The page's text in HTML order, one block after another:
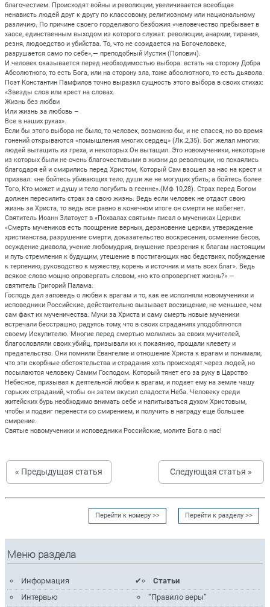
благочестием. Происходят войны и революции, увеличивается всеобщая
ненависть людей друг к другу по классовому, религиозному или национальному
различию. По причине своего горделивого безбожия «человечество пребывает в
хаосе, единственным выходом из которого служат: революции, анархии, тирания,
резня, людоедство и убийства. То, что не созидается на Богочеловеке,
разрушается само по себе», — преподобный Иустин (Попович).
И человек оказывается перед необходимостью выбора: встать на сторону Добра
Абсолютного, то есть Бога, или на сторону зла, тоже абсолютного, то есть дьявола.
Поэт Константин Памфилов точно выразил сущность этого выбора в своих стихах:
«Звезды слов или крест на словах.
Жизнь без любви
Или жизнь за любовь –
Все в наших руках».
Если бы этого выбора не было, то человек, возможно бы, и не спасся, но во время
гонений открываются «помышления многих сердец» (Лк.2,35). Бог желал многих
людей вытащить из греха, и некоторых Он вытащил. Это новомученики, некоторые
из которых были не очень благочестивыми в жизни до революции, но покаялись
благодаря ей и смирились перед Христом, Который Сам взошел за нас на крест и
призвал: «не бойтесь убивающих тело, души же не могущих убить; а бойтесь более
Того, Кто может и душу и тело погубить в геенне».(Мф 10,28). Страх перед Богом
должен пересилить страх за свою жизнь. Ведь если человек не отдаст свою
жизнь за Христа, то ведь все равно в конечном итоге он смерти не избегнет.
Святитель Иоанн Златоуст в «Похвалах святым» писал о мучениках Церкви:
«Смерть мучеников есть поощрение верных, дерзновение церкви, утверждение
христианства, разрушение смерти, доказательство воскресения, осмеяние бесов,
осуждение диавола, учение любомудрия, внушение презрения к благам настоящим
и путь стремления к будущим, утешение в постигающих нас бедствиях, побуждение
к терпению, руководство к мужеству, корень и источник и мать всех благ». Ведь
всякое слово мощно опровергать словом, «но кто опровергнет жизнь?» —
святитель Григорий Палама.
Господь дал заповедь о любви к врагам и то, как ее исполняли новомученики и
исповедники Российские, действительно вызывает восхищение, не меньшее, чем
сам факт их мученичества. Муки за Христа и саму смерть новые мученики
встречали бесстрашно, радуясь тому, что в своих страданиях уподобляются
своему Искупителю. Многие перед смертью молились за своих мучителей,
благословляли своих убийц, призывали их к покаянию, прощали клевету и
предательство. Они помнили Евангелие и отношение Христа к врагам и понимали,
что эти скорбные обстоятельства и страдания хоть происходят через людей, но
посылаются человеку Самим Господом. Который тянет его за руку в Царство
Небесное, призывая к деятельной любви к врагам, и подает ему на земле чашу
горьких страданий, чтобы он затем вкусил сладости Неба. Человеку среди
житейских бурь необходимо внимать себе и напитываться духом Христовым,
чтобы и подвиг перенести со смирением, и получить в награду еще большее
смирение.
Святые новомученики и исповедники Российские, молите Бога о нас!
« Предыдущая статья Следующая статья »
Перейти к разделу >>
Перейти к номеру >>
Меню раздела
Информация
Статьи
Интервью
“Правило веры”